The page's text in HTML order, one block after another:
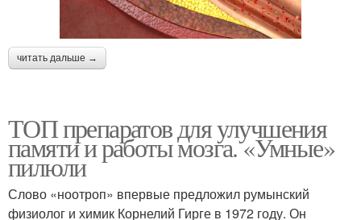
читать дальше →
ТОП препаратов для улучшения
памяти и работы мозга. «Умные»
пилюли
Слово «ноотроп» впервые предложил румынский
физиолог и химик Корнелий Гирге в 1972 году. Он